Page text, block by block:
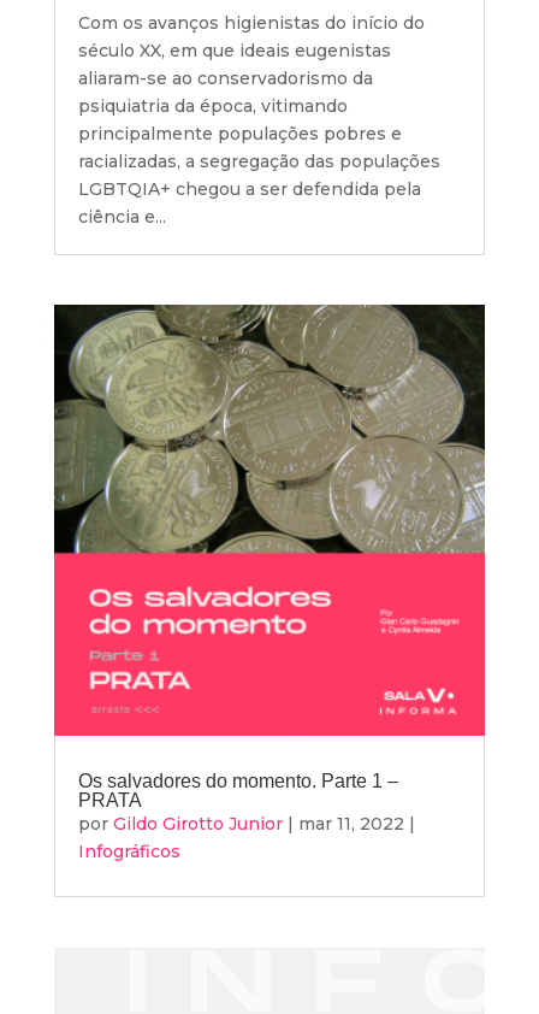
Com os avanços higienistas do início do
século XX, em que ideais eugenistas
aliaram-se ao conservadorismo da
psiquiatria da época, vitimando
principalmente populações pobres e
racializadas, a segregação das populações
LGBTQIA+ chegou a ser defendida pela
ciência e...
Os salvadores do momento. Parte 1 –
PRATA
por Gildo Girotto Junior| mar 11, 2022
Infográficos